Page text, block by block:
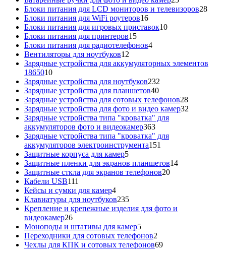
товаров
Блоки питания для LCD мониторов и телевизоров2828
Блоки питания для WiFi роутеров1616
товаров
Блоки питания для игровых приставок1010
Блоки питания для принтеров1515
товаров
Блоки питания для радиотелефонов44
Вентиляторы для ноутбуков12
товаров
Зарядные устройства для аккумуляторных элементов
186501010
товаров
Зарядные устройства для ноутбуков232
Зарядные устройства для планшетов4040
товаров
Зарядные устройства для сотовых телефонов2828
товаров
Зарядные устройства для фото и видео камер32
Зарядные устройства типа "кроватка" для
аккумуляторов фото и видеокамер363363
товара
Зарядные устройства типа "кроватка" для
аккумуляторов электроинструмента151
Защитные корпуса для камер55
товаров
Защитные пленки для экранов планшетов1414
Защитные сткла для экранов телефонов2020
Кабели USB111
товаров
Кейсы и сумки для камер44
товара
Клавиатуры для ноутбуков235235
товаров
Крепление и крепежные изделия для фото и
видеокамер2626
товаров
Моноподы и штативы для камер55
товаров
Переходники для сотовых телефонов2
товара
Чехлы для КПК и сотовых телефонов6969